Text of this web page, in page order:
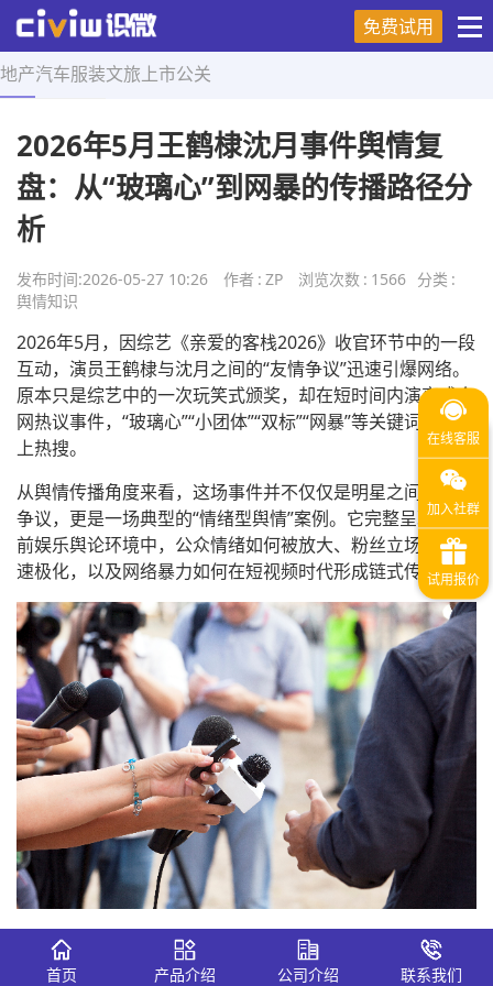
免费试用
地产汽车服装文旅 上市公关
首页 > 舆情知识 > 正文
2026年5月王鹤棣沈月事件舆情复
盘：从“玻璃心”到网暴的传播路径分
析
发布时间:2026-05-27 10:26 作者 : ZP 浏览次数 : 1566 分类 :
舆情知识
2026年5月，因综艺《亲爱的客栈2026》收官环节中的一段
互动，演员王鹤棣与沈月之间的“友情争议”迅速引爆网络。
原本只是综艺中的一次玩笑式颁奖，却在短时间内演变成全
网热议事件，“玻璃心”“小团体”“双标”“网暴”等关键词连续登
上热搜。
从舆情传播角度来看，这场事件并不仅仅是明星之间的情绪
争议，更是一场典型的“情绪型舆情”案例。它完整呈现了当
前娱乐舆论环境中，公众情绪如何被放大、粉丝立场如何快
速极化，以及网络暴力如何在短视频时代形成链式传播。
尤其值得注意的是，事件舆论风向在短短48小时内出现多次
反转：从最初沈月被质疑“孤立朋友”，到王鹤棣被批“玻璃
首页 产品介绍 公司介绍 联系我们